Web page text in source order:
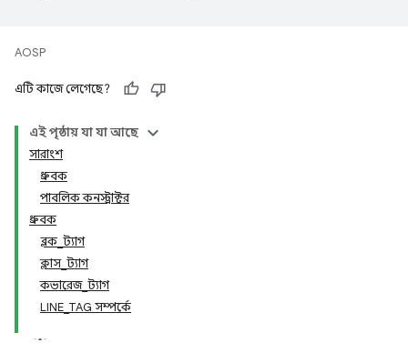
AOSP
এটি কাজে লেগেছে?
এই পৃষ্ঠায় যা যা আছে
সারাংশ
ধ্রুবক
পাবলিক কনস্ট্রাক্টর
ধ্রুবক
ব্লক_ট্যাগ
ক্লাস_ট্যাগ
কভারেজ_ট্যাগ
LINE_TAG সম্পর্কে